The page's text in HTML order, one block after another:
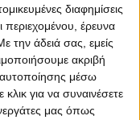
διαφημίσεις
περιεχομένου, έρευνα
την άδειά σας, εμείς
ακριβή
μέσω
για να συναινέσετε
μας όπως
&Fotis Alexandrou